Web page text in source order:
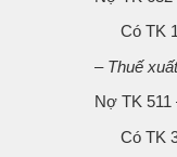
Có TK
– Thuế
Nợ TK 511
Có TK